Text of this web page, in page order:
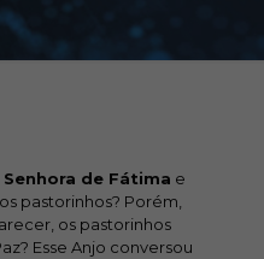
de Fátima e
pastorinhos? Porém,
os pastorinhos
Esse Anjo conversou